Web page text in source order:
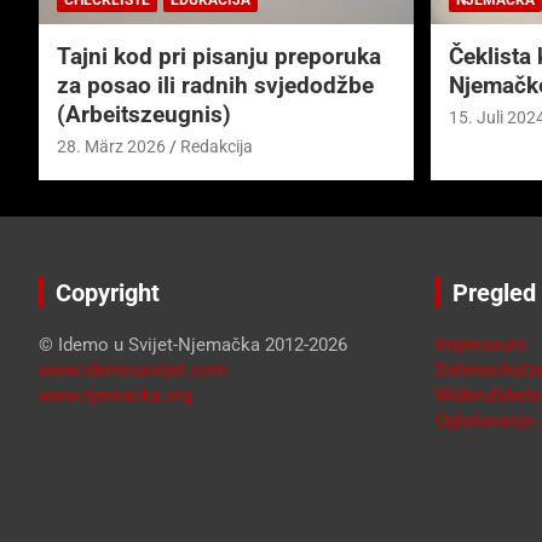
Tajni kod pri pisanju preporuka
za posao ili radnih svjedodžbe
(Arbeitszeugnis)
28. März 2026 Redakcija
Čeklista
15. Juli
Copyright
© Idemo u Svijet-Njemačka 2012-2026
www.idemousvijet.com
www.njemacka.org
Pregled
Impressum